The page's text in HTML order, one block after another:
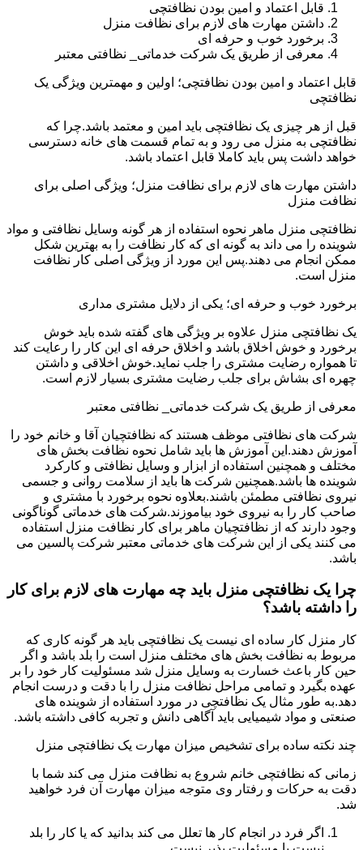
قابل اعتماد و امین بودن نظافتچی
داشتن مهارت های لازم برای نظافت منزل
برخورد خوب و حرفه ای
معرفی از طریق یک شرکت خدماتی_ نظافتی معتبر
قابل اعتماد و امین بودن نظافتچی؛ اولین و مهمترین ویژگی یک
نظافتچی
قبل از هر چیزی یک نظافتچی باید امین و معتمد باشد.چرا که
نظافتچی به منزل می رود و به تمام قسمت های خانه دسترسی
خواهد داشت پس باید کاملا قابل اعتماد باشد.
داشتن مهارت های لازم برای نظافت منزل؛ ویژگی اصلی برای
نظافت منزل
نظافتچی منزل ماهر نحوه استفاده از هر گونه وسایل نظافتی و مواد
شوینده را می داند به گونه ای که کار نظافت را به بهترین شکل
ممکن انجام می دهند.پس این مورد از ویژگی اصلی کار نظافت
منزل است.
برخورد خوب و حرفه ای؛ یکی از دلایل مشتری مداری
یک نظافتچی منزل علاوه بر ویژگی های گفته شده باید خوش
برخورد و خوش اخلاق باشد و اخلاق حرفه ای این کار را رعایت کند
تا همواره رضایت مشتری را جلب نماید.خوش اخلاقی و داشتن
چهره ای بشاش برای جلب رضایت مشتری بسیار لازم است.
معرفی از طریق یک شرکت خدماتی_ نظافتی معتبر
شرکت های نظافتی موظف هستند که نظافتچیان آقا و خانم خود را
آموزش دهند.این آموزش ها باید شامل نحوه نظافت بخش های
مختلف و همچنین استفاده از ابزار و وسایل نظافتی و کارکرد
شوینده ها باشد.همچنین شرکت ها باید از سلامت روانی و جسمی
نیروی نظافتی مطمئن باشند.بعلاوه نحوه برخورد با مشتری و
صاحب کار را به نیروی خود بیاموزند.شرکت های خدماتی گوناگونی
وجود دارند که از نظافتچیان ماهر برای کار نظافت منزل استفاده
می کنند یکی از این شرکت های خدماتی معتبر شرکت پالسین می
باشد.
چرا یک نظافتچی منزل باید چه مهارت های لازم برای کار
را داشته باشد؟
کار منزل کار ساده ای نیست یک نظافتچی باید هر گونه کاری که
مربوط به نظافت بخش های مختلف منزل است را بلد باشد و اگر
حین کار باعث خسارت به وسایل منزل شد مسئولیت کار خود را بر
عهده بگیرد و تمامی مراحل نظافت منزل را با دقت و درست انجام
دهد.به طور مثال یک نظافتچی در مورد استفاده از شوینده های
صنعتی و مواد شیمیایی باید آگاهی دانش و تجربه کافی داشته باشد.
چند نکته ساده برای تشخیص میزان مهارت یک نظافتچی منزل
زمانی که نظافتچی خانم شروع به نظافت منزل می کند شما با
دقت به حرکات و رفتار وی متوجه میزان مهارت آن فرد خواهید
شد.
اگر فرد در انجام کار ها تعلل می کند بدانید که یا کار را بلد